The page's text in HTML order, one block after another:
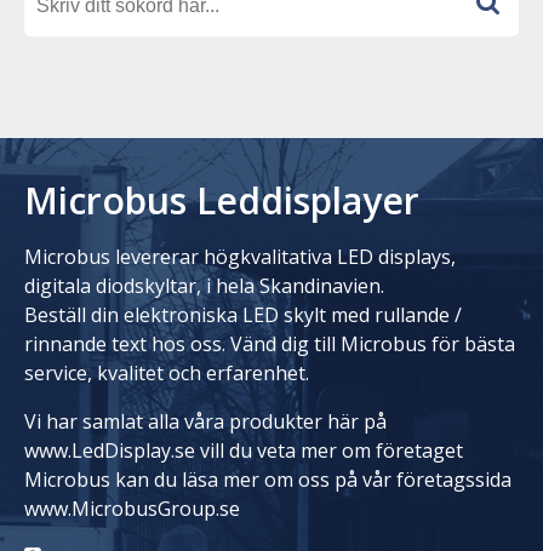
Microbus Leddisplayer
Microbus levererar högkvalitativa LED displays,
digitala diodskyltar, i hela Skandinavien.
Beställ din elektroniska LED skylt med rullande /
rinnande text hos oss. Vänd dig till Microbus för bästa
service, kvalitet och erfarenhet.
Vi har samlat alla våra produkter här på
www.LedDisplay.se vill du veta mer om företaget
Microbus kan du läsa mer om oss på vår företagssida
www.MicrobusGroup.se